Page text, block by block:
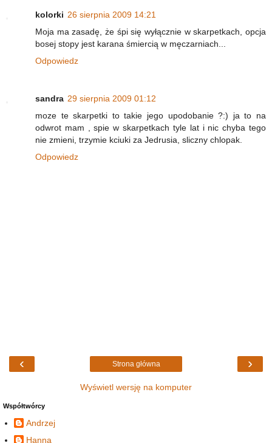
kolorki 26 sierpnia 2009 14:21
Moja ma zasadę, że śpi się wyłącznie w skarpetkach, opcja
bosej stopy jest karana śmiercią w męczarniach...
Odpowiedz
sandra 29 sierpnia 2009 01:12
moze te skarpetki to takie jego upodobanie ?:) ja to na
odwrot mam , spie w skarpetkach tyle lat i nic chyba tego
nie zmieni, trzymie kciuki za Jedrusia, sliczny chlopak.
Odpowiedz
‹ ›
Strona główna
Wyświetl wersję na komputer
Współtwórcy
Andrzej
Hanna